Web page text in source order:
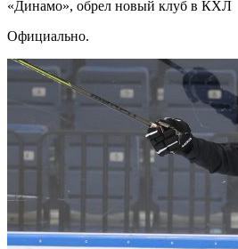
«Динамо», обрел новый клуб в КХЛ
Официально.